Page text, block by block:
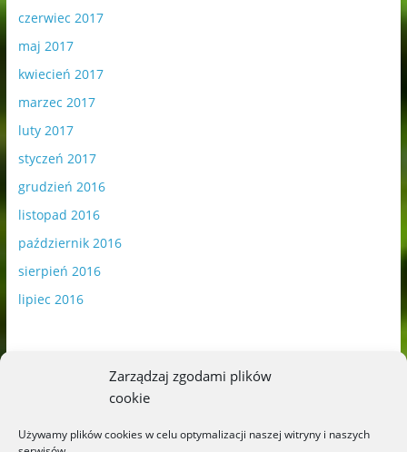
Zarządzaj zgodami plików
cookie
Używamy plików cookies w celu optymalizacji naszej witryny i naszych
czerwiec 2017
maj 2017
kwiecień 2017
marzec 2017
luty 2017
styczeń 2017
grudzień 2016
listopad 2016
październik 2016
sierpień 2016
lipiec 2016